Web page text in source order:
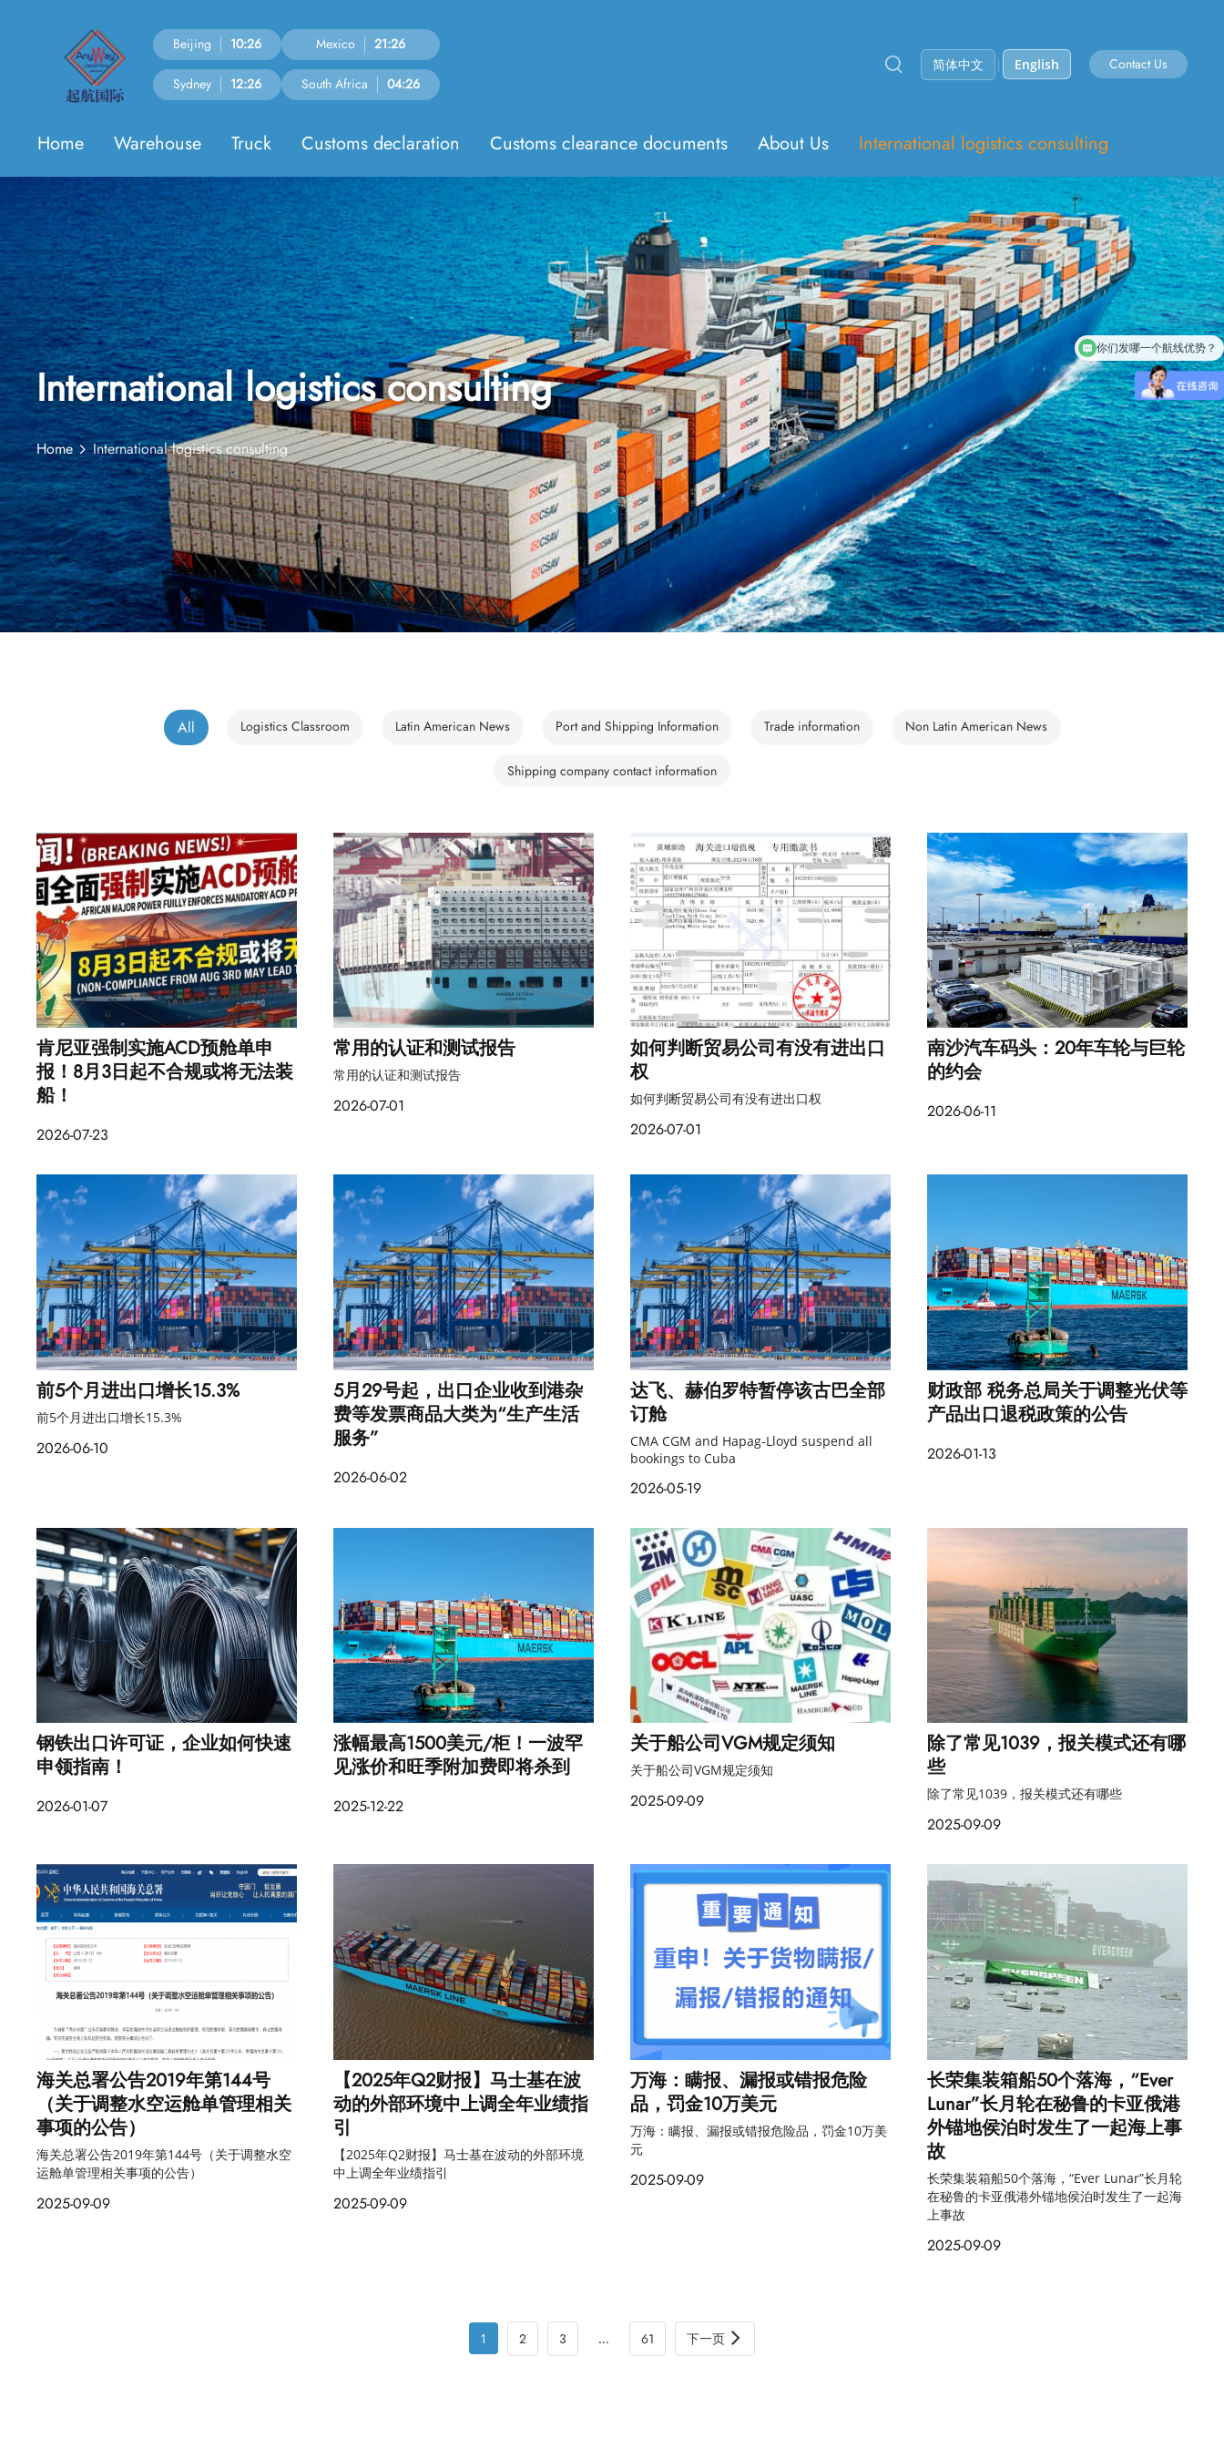
Beijing 10:26
Sydney 12:26
Mexico 21:26
South Africa 04:26
简体中文 | English Contact Us
Home Warehouse Truck Customs declaration Customs clearance documents About Us International logistics consulting
International logistics consulting
Home International logistics consulting
All Logistics Classroom Latin American News Port and Shipping Information Trade information Non Latin American News
Shipping company contact information
肯尼亚强制实施ACD预舱单申
报！8月3日起不合规或将无法装
船！
2026-07-23
常用的认证和测试报告
常用的认证和测试报告
2026-07-01
如何判断贸易公司有没有进出口
权
如何判断贸易公司有没有进出口权
2026-07-01
南沙汽车码头：20年车轮与巨轮
的约会
2026-06-11
前5个月进出口增长15.3%
前5个月进出口增长15.3%
2026-06-10
5月29号起，出口企业收到港杂
费等发票商品大类为“生产生活
服务”
2026-06-02
达飞、赫伯罗特暂停该古巴全部
订舱
CMA CGM and Hapag-Lloyd suspend all
bookings to Cuba
2026-05-19
财政部 税务总局关于调整光伏等
产品出口退税政策的公告
2026-01-13
钢铁出口许可证，企业如何快速
申领指南！
2026-01-07
涨幅最高1500美元/柜！一波罕
见涨价和旺季附加费即将杀到
2025-12-22
关于船公司VGM规定须知
关于船公司VGM规定须知
2025-09-09
除了常见1039，报关模式还有哪
些
除了常见1039，报关模式还有哪些
2025-09-09
海关总署公告2019年第144号
（关于调整水空运舱单管理相关
事项的公告）
海关总署公告2019年第144号（关于调整水空
运舱单管理相关事项的公告）
2025-09-09
【2025年Q2财报】马士基在波
动的外部环境中上调全年业绩指
引
【2025年Q2财报】马士基在波动的外部环境
中上调全年业绩指引
2025-09-09
万海：瞒报、漏报或错报危险
品，罚金10万美元
万海：瞒报、漏报或错报危险品，罚金10万美
元
2025-09-09
长荣集装箱船50个落海，“Ever
Lunar”长月轮在秘鲁的卡亚俄港
外锚地侯泊时发生了一起海上事
故
长荣集装箱船50个落海，“Ever Lunar”长月轮
在秘鲁的卡亚俄港外锚地侯泊时发生了一起海
上事故
2025-09-09
1 2 3 ... 61 下一页
你们发哪一个航线优势？